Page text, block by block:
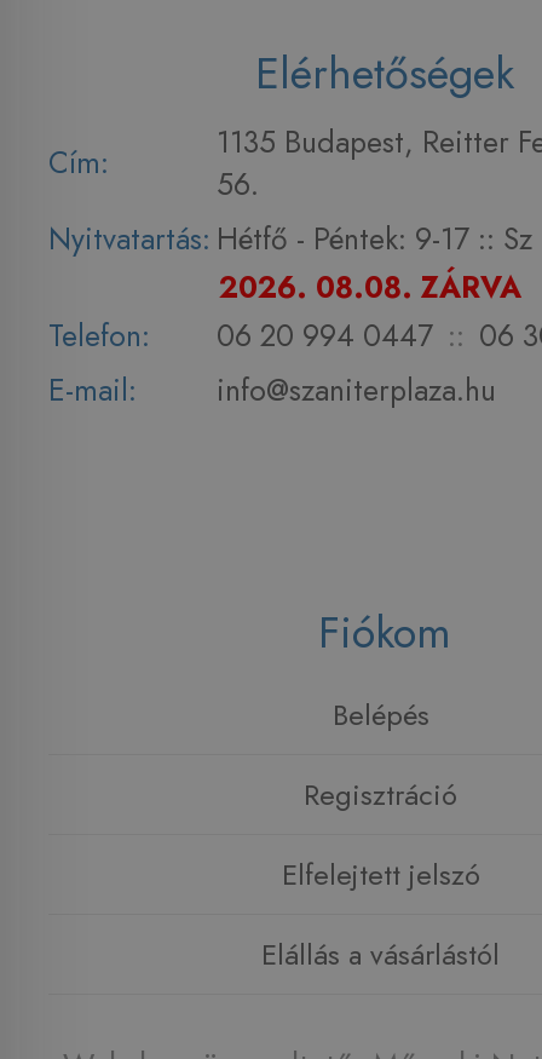
Elérhetőségek
Cím:
1135 Budapest, Reitter
56.
Nyitvatartás: Hétfő - Péntek: 9-17 :: Sz
2026. 08.08. ZÁRVA
Telefon:
06 20 994 0447 :: 06
E-mail:
info@szaniterplaza.hu
Fiókom
Belépés
Regisztráció
Elfelejtett jelszó
Elállás a vásárlástól